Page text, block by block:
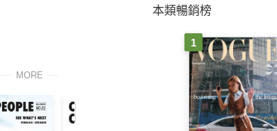
MORE
本類暢銷榜
1